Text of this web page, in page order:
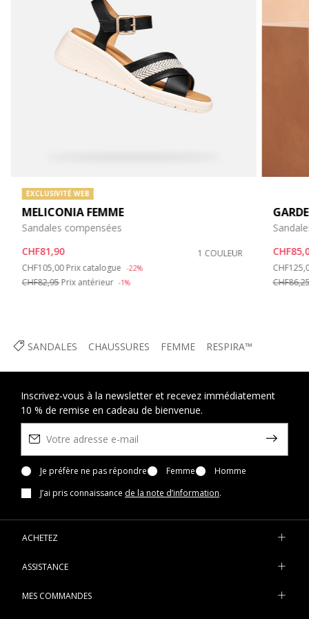
SANDALES CHAUSSURES FEMME RESPIRA™
EXCLUSIVITÉ WEB
MELICONIA FEMME
Sandales compensées
CHF81,90
1 COULEUR
Price reduced from
CHF105,00to
Prix catalogue -22%
CHF82,95Prix antérieur -1%
Price
Inscrivez-vous à la newsletter et recevez immédiatement
10 % de remise en cadeau de bienvenue.
Je préfère ne pas répondre Femme
Homme
J’ai pris connaissance de la note d’information.
ACHETEZ
ASSISTANCE
MES COMMANDES